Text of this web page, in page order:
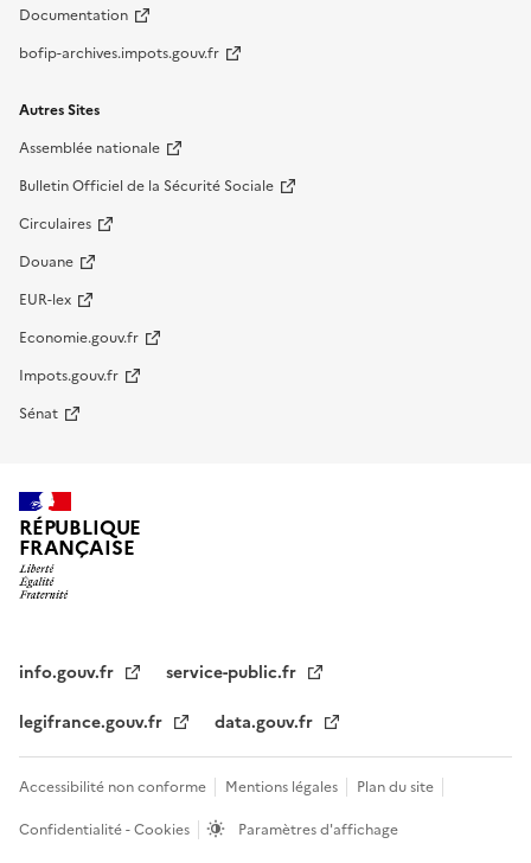
Documentation
bofip-archives.impots.gouv.fr
Autres Sites
Assemblée nationale
Bulletin Officiel de la Sécurité Sociale
Circulaires
Douane
EUR-lex
Economie.gouv.fr
Impots.gouv.fr
Sénat
RÉPUBLIQUE
FRANÇAISE
info.gouv.fr
service-public.fr
legifrance.gouv.fr
data.gouv.fr
Accessibilité non conforme Mentions légales
Plan du site
Confidentialité - Cookies
Paramètres d'affichage